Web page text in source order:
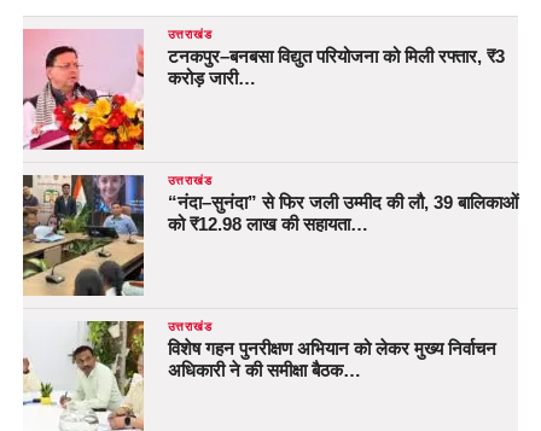
उत्तराखंड
टनकपुर–बनबसा विद्युत परियोजना को मिली रफ्तार, ₹3
करोड़ जारी…
उत्तराखंड
“नंदा–सुनंदा” से फिर जली उम्मीद की लौ, 39 बालिकाओं
को ₹12.98 लाख की सहायता…
उत्तराखंड
विशेष गहन पुनरीक्षण अभियान को लेकर मुख्य निर्वाचन
अधिकारी ने की समीक्षा बैठक…